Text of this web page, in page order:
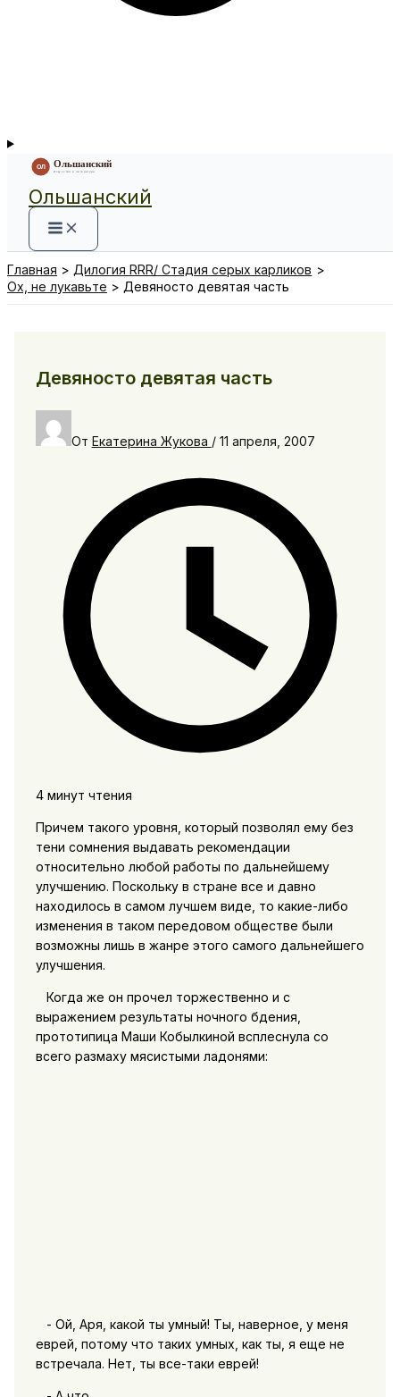
Ольшанский
Главная
Дилогия RRR/ Стадия серых карликов
Ох, не лукавьте
Девяносто девятая часть
Девяносто девятая часть
От Екатерина Жукова / 11 апреля, 2007
4 минут чтения
Причем такого уровня, который позволял ему без
тени сомнения выдавать рекомендации
относительно любой работы по дальнейшему
улучшению. Поскольку в стране все и давно
находилось в самом лучшем виде, то какие-либо
изменения в таком передовом обществе были
возможны лишь в жанре этого самого дальнейшего
улучшения.
Когда же он прочел торжественно и с
выражением результаты ночного бдения,
прототипица Маши Кобылкиной всплеснула со
всего размаху мясистыми ладонями:
- Ой, Аря, какой ты умный! Ты, наверное, у меня
еврей, потому что таких умных, как ты, я еще не
встречала. Нет, ты все-таки еврей!